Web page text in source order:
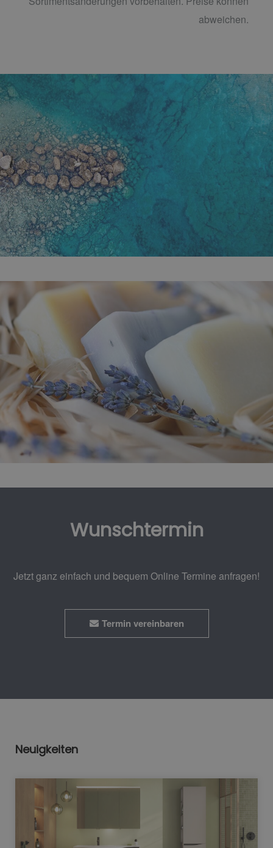
abweichen.
Wunschtermin
Jetzt ganz einfach und bequem Online Termine anfragen!
Termin vereinbaren
Neuigkeiten